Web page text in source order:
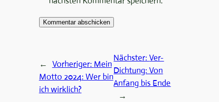
← Vorheriger: Mein
Motto 2024: Wer bin
ich wirklich?
Nächster:Ver-
Dichtung: Von
Anfang bis Ende
→